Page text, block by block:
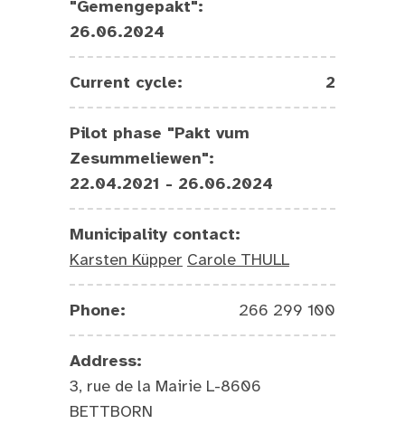
"Gemengepakt":
26.06.2024
Current cycle: 2
Pilot phase "Pakt vum
Zesummeliewen":
22.04.2021 - 26.06.2024
Municipality contact:
Karsten Küpper Carole THULL
Phone: 266 299 100
Address:
3, rue de la Mairie L-8606
BETTBORN